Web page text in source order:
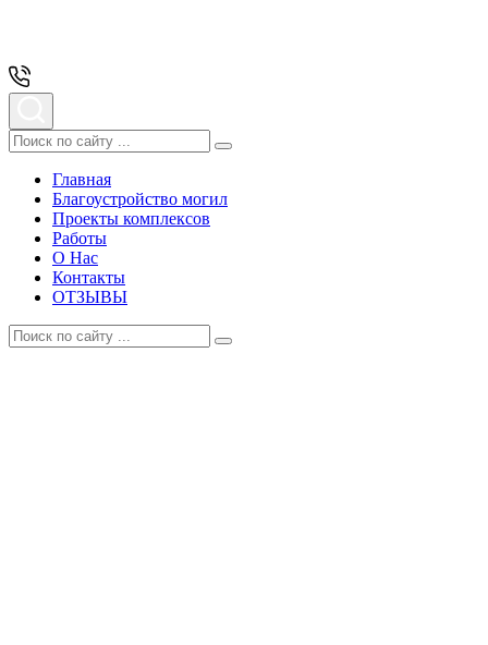
Главная
Благоустройство могил
Проекты комплексов
Работы
О Нас
Контакты
ОТЗЫВЫ